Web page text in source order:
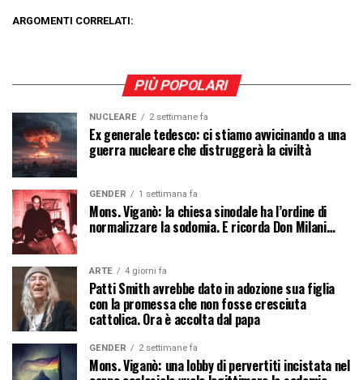
ARGOMENTI CORRELATI:
PIÙ POPOLARI
NUCLEARE 2 settimane fa
Ex generale tedesco: ci stiamo avvicinando a una
guerra nucleare che distruggerà la civiltà
GENDER 1 settimana fa
Mons. Viganò: la chiesa sinodale ha l’ordine di
normalizzare la sodomia. E ricorda Don Milani…
ARTE 4 giorni fa
Patti Smith avrebbe dato in adozione sua figlia
con la promessa che non fosse cresciuta
cattolica. Ora è accolta dal papa
GENDER 2 settimane fa
Mons. Viganò: una lobby di pervertiti incistata nel